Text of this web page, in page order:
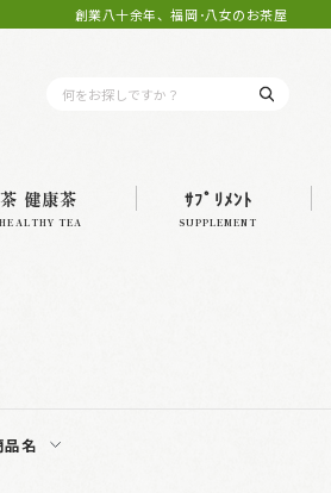
創業八十余年、福岡･八女のお茶屋
健康茶
TEA
ｻﾌﾟﾘﾒﾝﾄ
SUPPLEMENT
品名